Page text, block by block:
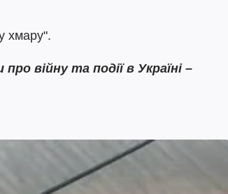
хмару".
війну та події в Україні –